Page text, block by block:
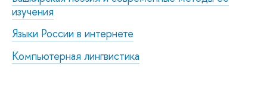
изучения
Языки России в интернете
Компьютерная лингвистика